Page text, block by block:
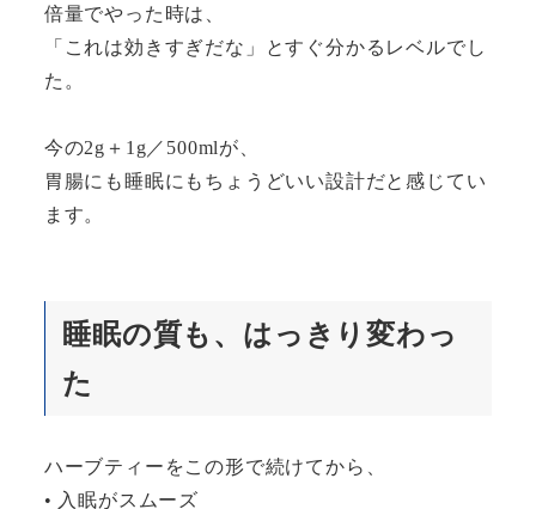
倍量でやった時は、
「これは効きすぎだな」とすぐ分かるレベルでし
た。
今の2g＋1g／500mlが、
胃腸にも睡眠にもちょうどいい設計だと感じてい
ます。
睡眠の質も、はっきり変わっ
た
ハーブティーをこの形で続けてから、
• 入眠がスムーズ